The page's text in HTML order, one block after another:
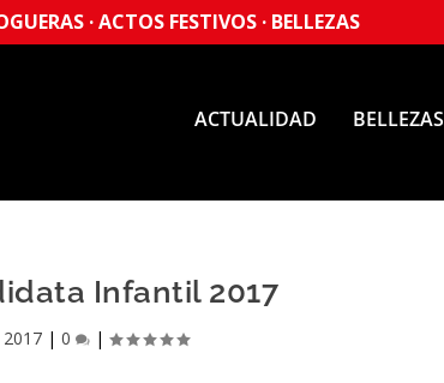
· ACTOS FESTIVOS · BELLEZAS
ACTUALIDAD BELLEZAS
Infantil 2017
|0 |